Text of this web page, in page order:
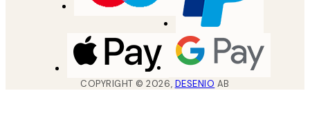
COPYRIGHT ©2026, DESENIO AB